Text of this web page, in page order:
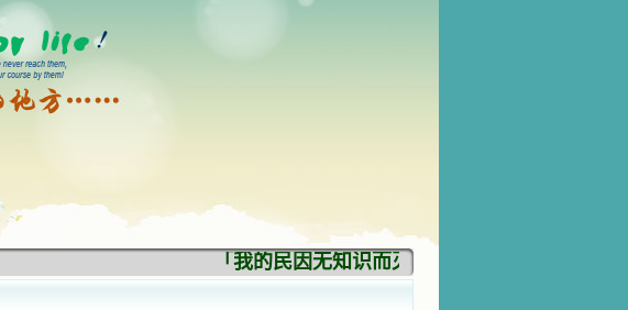
「我的民因无知识而灭亡。你弃掉知识，我也必